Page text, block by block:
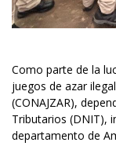
Como parte de la
juegos de azar
(CONAJZAR),
Tributarios (DNIT),
departamento de